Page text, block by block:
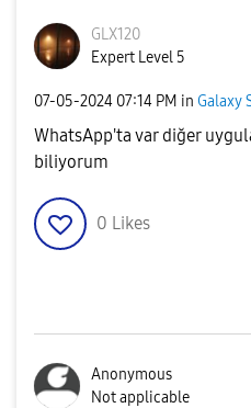
GLX120
Expert Level 5
‎07-05-2024 07:14 PM in Galaxy
WhatsApp'ta var diğer
biliyorum
0 Likes
Anonymous
Not applicable